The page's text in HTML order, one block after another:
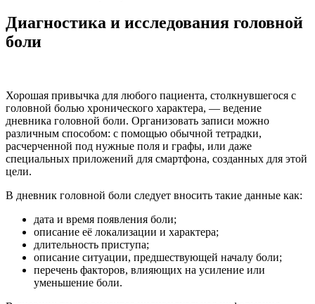
Диагностика и исследования головной
боли
Хорошая привычка для любого пациента, столкнувшегося с
головной болью хронического характера, — ведение
дневника головной боли. Организовать записи можно
различным способом: с помощью обычной тетрадки,
расчерченной под нужные поля и графы, или даже
специальных приложений для смартфона, созданных для этой
цели.
В дневник головной боли следует вносить такие данные как:
дата и время появления боли;
описание её локализации и характера;
длительность приступа;
описание ситуации, предшествующей началу боли;
перечень факторов, влияющих на усиление или
уменьшение боли.